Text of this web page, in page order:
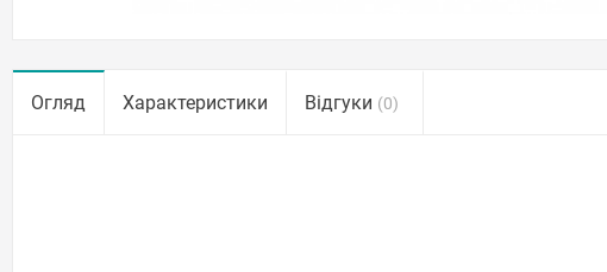
Огляд Характеристики Відгуки (0)